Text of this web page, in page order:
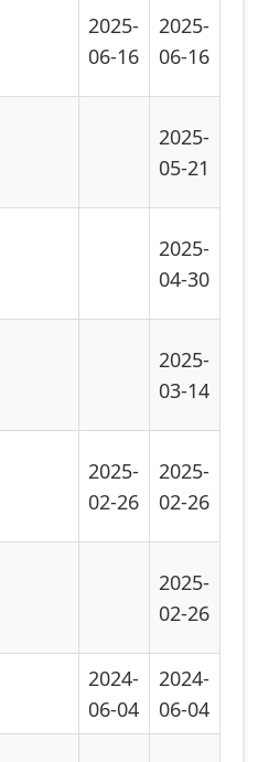
02-26
2025-
02-26
2024-
2024-
01-26
01-26
2023-
12-15
当前第 1 页